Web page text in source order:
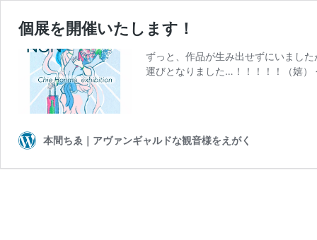
個展を開催いたします！
ずっと、作品が生み出せずにいまし
運びとなりました…！！！！！（嬉
本間ちゑ｜アヴァンギャルドな観音様をえがく